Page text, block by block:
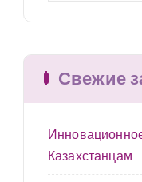
Свежие
Казахстанцам